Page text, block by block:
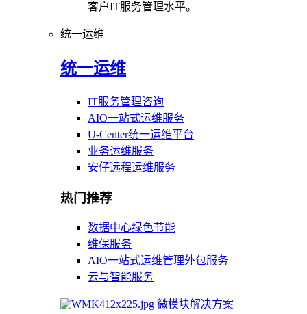
客户IT服务管理水平。
统一运维
统一运维
IT服务管理咨询
AIO一站式运维服务
U-Center统一运维平台
业务运维服务
安仔远程运维服务
热门推荐
数据中心绿色节能
维保服务
AIO一站式运维管理外包服务
云与智能服务
微模块解决方案